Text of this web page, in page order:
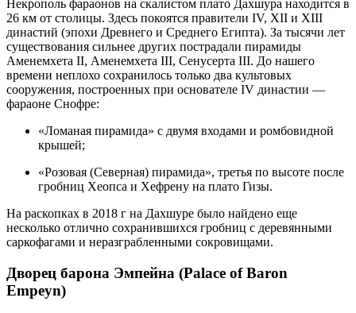
Некрополь фараонов на скалистом плато Дахшура находится в
26 км от столицы. Здесь покоятся правители IV, XII и XIII
династий (эпохи Древнего и Среднего Египта). За тысячи лет
существования сильнее других пострадали пирамиды
Аменемхета II, Аменемхета III, Сенусерта III. До нашего
времени неплохо сохранилось только два культовых
сооружения, построенных при основателе IV династии —
фараоне Снофре:
«Ломаная пирамида» с двумя входами и ромбовидной
крышей;
«Розовая (Северная) пирамида», третья по высоте после
гробниц Хеопса и Хефрену на плато Гизы.
На раскопках в 2018 г на Дахшуре было найдено еще
несколько отлично сохранившихся гробниц с деревянными
саркофагами и неразграбленными сокровищами.
Дворец барона Эмпейна (Palace of Baron
Empeyn)